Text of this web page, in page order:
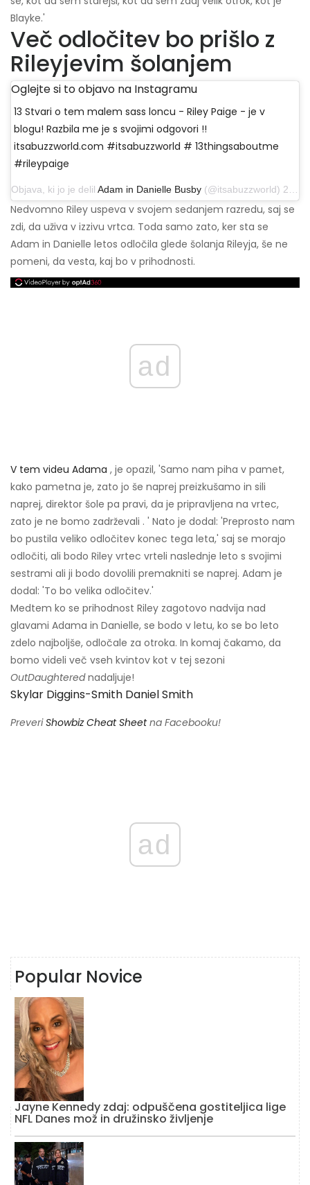
Blayke.'
Več odločitev bo prišlo z
Rileyjevim šolanjem
Oglejte si to objavo na Instagramu
13 Stvari o tem malem sass loncu - Riley Paige - je v
blogu! Razbila me je s svojimi odgovori !!
itsabuzzworld.com #itsabuzzworld # 13thingsaboutme
#rileypaige
Objava, ki jo je delil Adam in Danielle Busby (@itsabuzzworld) 22. avgusta 2019 ob 13:20 PDT
Nedvomno Riley uspeva v svojem sedanjem razredu, saj se
zdi, da uživa v izzivu vrtca. Toda samo zato, ker sta se
Adam in Danielle letos odločila glede šolanja Rileyja, še ne
pomeni, da vesta, kaj bo v prihodnosti.
ad
V tem videu Adama , je opazil, 'Samo nam piha v pamet,
kako pametna je, zato jo še naprej preizkušamo in sili
naprej, direktor šole pa pravi, da je pripravljena na vrtec,
zato je ne bomo zadrževali . ' Nato je dodal: 'Preprosto nam
bo pustila veliko odločitev konec tega leta,' saj se morajo
odločiti, ali bodo Riley vrtec vrteli naslednje leto s svojimi
sestrami ali ji bodo dovolili premakniti se naprej. Adam je
dodal: 'To bo velika odločitev.'
Medtem ko se prihodnost Riley zagotovo nadvija nad
glavami Adama in Danielle, se bodo v letu, ko se bo leto
zdelo najboljše, odločale za otroka. In komaj čakamo, da
bomo videli več vseh kvintov kot v tej sezoni
OutDaughterednadaljuje!
Skylar Diggins-Smith Daniel Smith
PreveriShowbiz Cheat Sheetna Facebooku!
ad
Popular Novice
Jayne Kennedy zdaj: odpuščena gostiteljica lige
NFL Danes mož in družinsko življenje